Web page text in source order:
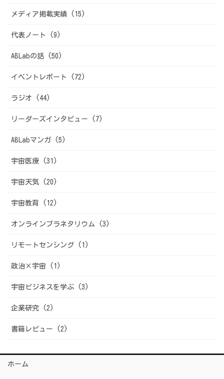
メディア掲載実績 (15)
代表ノート (9)
ABLabの話 (50)
イベントレポート (72)
ラジオ (44)
リーダーズインタビュー (7)
ABLabマンガ (5)
宇宙医療 (31)
宇宙天気 (20)
宇宙教育 (12)
オンラインプラネタリウム (3)
リモートセンシング (1)
政治×宇宙 (1)
宇宙ビジネスを学ぶ (3)
企業研究 (2)
書籍レビュー (2)
ホーム